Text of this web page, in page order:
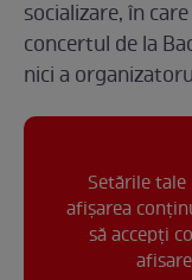
socializare, în
concertul de la
nici a
Setările
afișarea
să accepți